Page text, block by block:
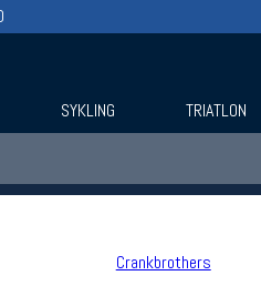
Crankbrothers
SYKLING TRIATLON